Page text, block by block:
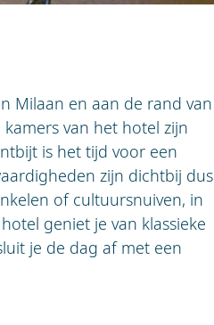
Milaan en aan de rand van
van het hotel zijn
is het tijd voor een
zijn dichtbij dus
of cultuursnuiven, in
geniet je van klassieke
je de dag af met een